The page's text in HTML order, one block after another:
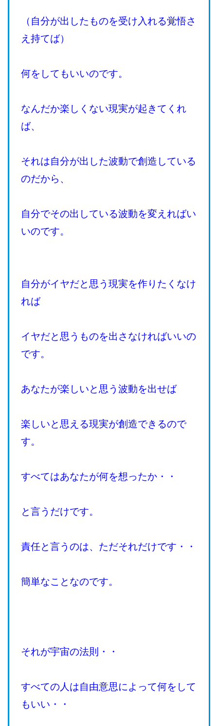
（自分が出したものを受け入れる覚悟さ
え持てば）
何をしてもいいのです。
なんだか楽しくない現実が起きてくれ
ば、
それは自分が出した波動で創造している
のだから、
自分でその出している波動を変えればい
いのです。
自分がイヤだと思う現実を作りたくなけ
れば
イヤだと思うものを出さなければいいの
です。
あなたが楽しいと思う波動を出せば
楽しいと思える現実が創造できるので
す。
すべてはあなたが何を想ったか・・
と言うだけです。
責任と言うのは、ただそれだけです・・
簡単なことなのです。
それが宇宙の法則・・
すべての人は自由意思によって何をして
もいい・・